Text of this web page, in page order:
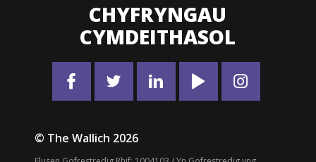
CHYFRYNGAU
CYMDEITHASOL
© The Wallich 2026